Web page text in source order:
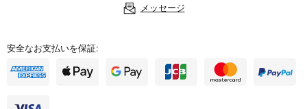
メッセージ
安全なお支払いを保証: